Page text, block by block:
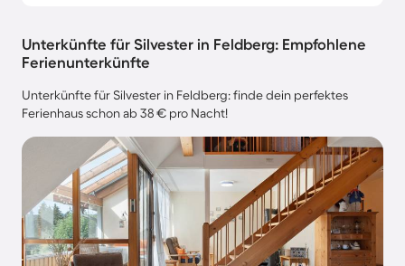
Unterkünfte für Silvester in Feldberg: Empfohlene
Ferienunterkünfte
Unterkünfte für Silvester in Feldberg: finde dein perfektes
Ferienhaus schon ab 38 € pro Nacht!